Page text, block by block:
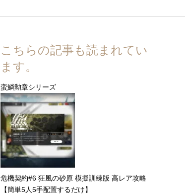
こちらの記事も読まれてい
ます。
蛮鱗勲章シリーズ
危機契約#6 狂風の砂原 模擬訓練版 高レア攻略
【簡単5人5手配置するだけ】